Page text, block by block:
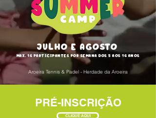
JULHO E AGOSTO
MAX. 16 PARTICIPANTES POR SEMANA DOS 5 AOS 16 ANOS
Aroeira Tennis & Padel - Herdade da Aroeira
PRÉ-INSCRIÇÃO
CLIQUE AQUI